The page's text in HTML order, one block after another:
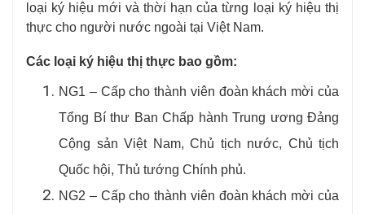
loại ký hiệu mới và thời hạn của từng loại ký hiệu thị
thực cho người nước ngoài tại Việt Nam.
Các loại ký hiệu thị thực bao gồm:
NG1 – Cấp cho thành viên đoàn khách mời của
Tổng Bí thư Ban Chấp hành Trung ương Đảng
Cộng sản Việt Nam, Chủ tịch nước, Chủ tịch
Quốc hội, Thủ tướng Chính phủ.
NG2 – Cấp cho thành viên đoàn khách mời của